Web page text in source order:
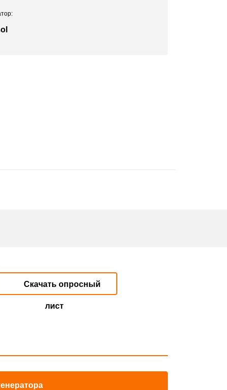
Скачать опросный
лист